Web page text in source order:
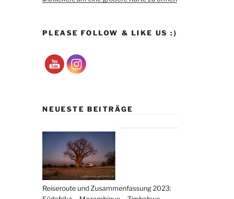
PLEASE FOLLOW & LIKE US :)
NEUESTE BEITRÄGE
Reiseroute und Zusammenfassung 2023: